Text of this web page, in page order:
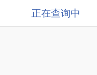
正在查询中